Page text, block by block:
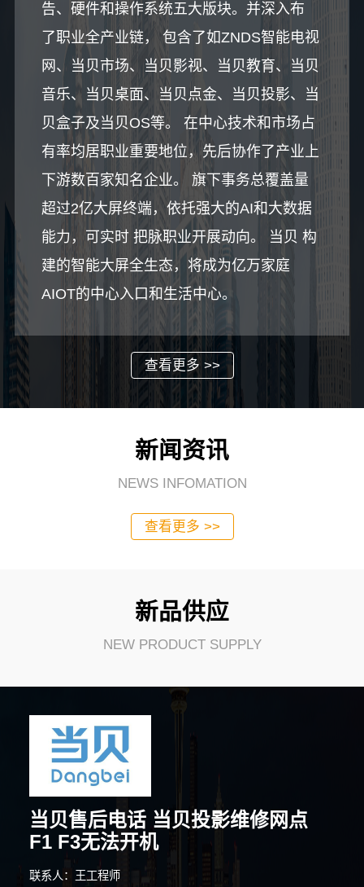
告、硬件和操作系统五大版块。并深入布
了职业全产业链， 包含了如ZNDS智能电视
网、当贝市场、当贝影视、当贝教育、当贝
音乐、当贝桌面、当贝点金、当贝投影、当
贝盒子及当贝OS等。 在中心技术和市场占
有率均居职业重要地位，先后协作了产业上
下游数百家知名企业。 旗下事务总覆盖量
超过2亿大屏终端，依托强大的AI和大数据
能力，可实时 把脉职业开展动向。 当贝 构
建的智能大屏全生态，将成为亿万家庭
AIOT的中心入口和生活中心。
查看更多 >>
新闻资讯
NEWS INFOMATION
查看更多 >>
新品供应
NEW PRODUCT SUPPLY
当贝售后电话 当贝投影维修网点
F1 F3无法开机
联系人：王工程师